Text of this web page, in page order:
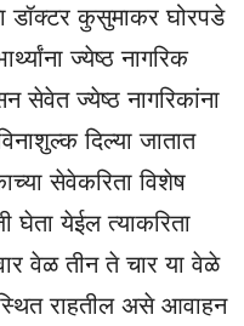
डॉक्टर कुसुमाकर घोरपडे
ज्येष्ठ नागरिक
सेवेत ज्येष्ठ नागरिकांना
दिल्या जातात
सेवेकरिता विशेष
घेता येईल त्याकरिता
वेळ तीन ते चार या वेळे
राहतील असे आवाहन